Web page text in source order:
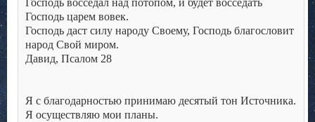
Господь восседал над потопом, и будет восседать
Господь царем вовек.
Господь даст силу народу Своему, Господь благословит
народ Свой миром.
Давид, Псалом 28
Я с благодарностью принимаю десятый тон Источника.
Я осуществляю мои планы.